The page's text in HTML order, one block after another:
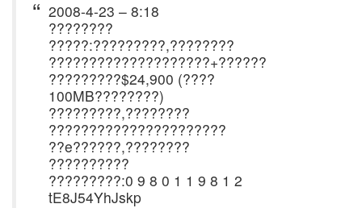
2008-4-23 – 8:18
????????
?????:?????????,????????
????????????????????+??????
?????????$24,900 (????
100MB????????)
?????????,????????
??????????????????????
??e??????,????????
??????????
?????????:0 9 8 0 1 1 9 8 1 2
tE8J54YhJskp